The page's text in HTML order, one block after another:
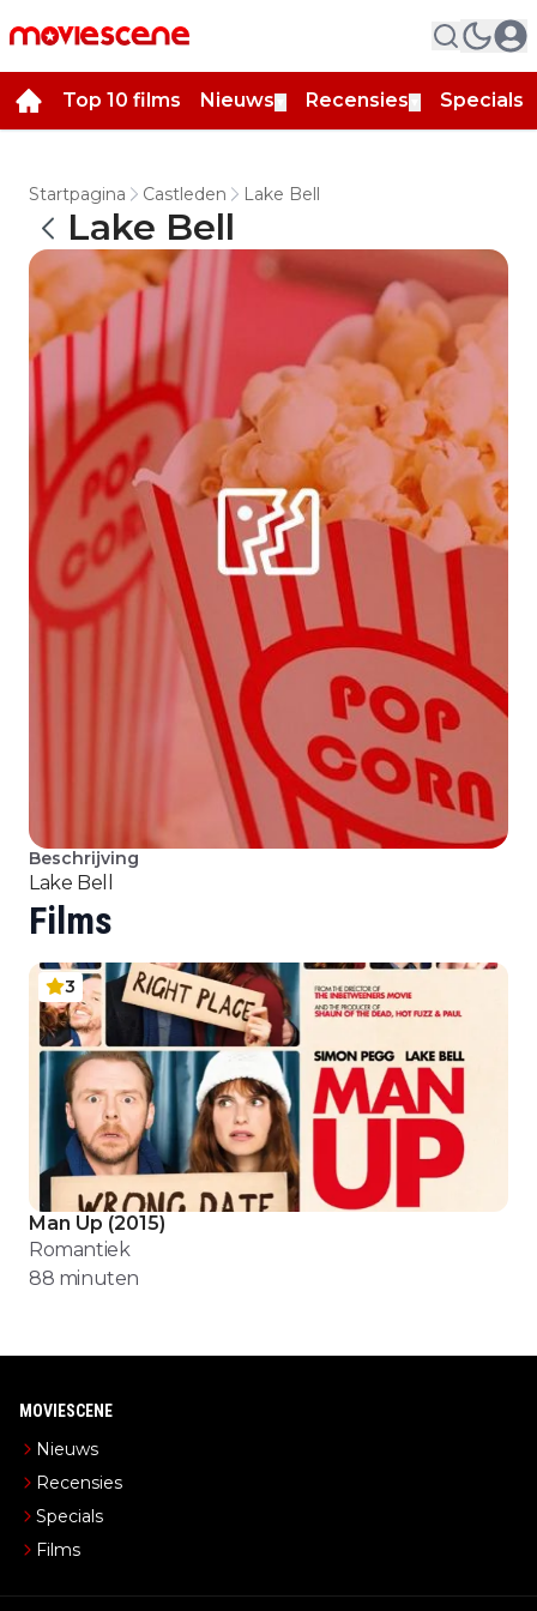
Top 10 films Nieuws Recensies Specials
Startpagina Castleden Lake Bell
Lake Bell
Beschrijving
Lake Bell
Films
3
Man Up (2015)
Romantiek
88 minuten
MOVIESCENE
Nieuws
Recensies
Specials
Films